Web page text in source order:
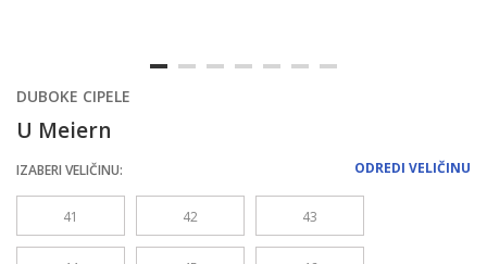
DUBOKE CIPELE
U Meiern
ODREDI VELIČINU
IZABERI VELIČINU:
41 42 43